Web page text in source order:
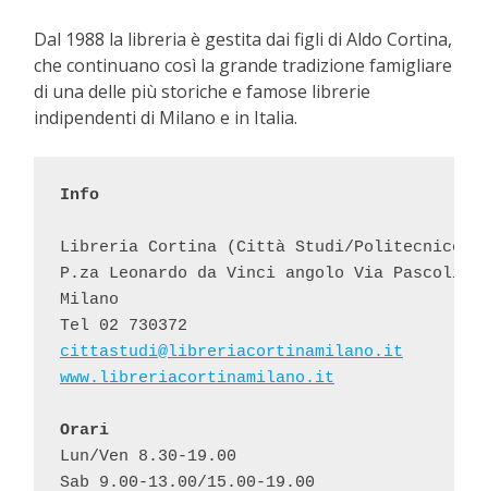
Dal 1988 la libreria è gestita dai figli di Aldo Cortina,
che continuano così la grande tradizione famigliare
di una delle più storiche e famose librerie
indipendenti di Milano e in Italia.
P.za Leonardo da Vinci angolo Via Pascoli,
Milano
Tel 02 730372
cittastudi@libreriacortinamilano.it
www.libreriacortinamilano.it
Orari
Lun/Ven 8.30-19.00
Sab 9.00-13.00/15.00-19.00